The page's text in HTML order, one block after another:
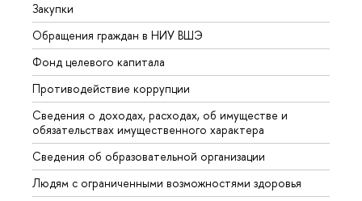
Закупки
Обращения граждан в НИУ ВШЭ
Фонд целевого капитала
Противодействие коррупции
Сведения о доходах, расходах, об имуществе и
обязательствах имущественного характера
Сведения об образовательной организации
Людям с ограниченными возможностями здоровья